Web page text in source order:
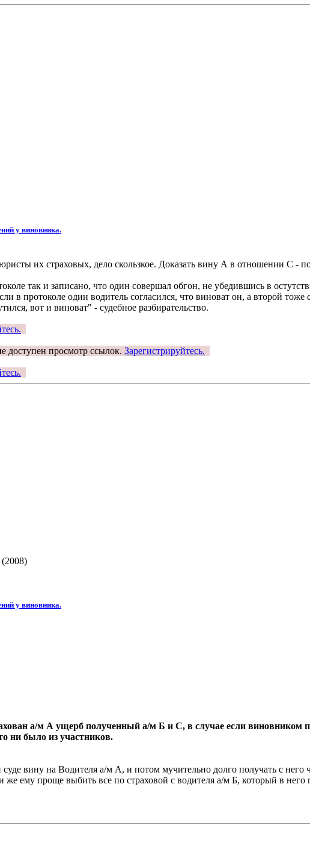
у виновника.
их страховых, дело скользкое. Доказать вину А в отношении С -
так и записано, что один совершал обгон, не убедившись в
в протоколе один водитель согласился, что виноват он, а второй
вот и виноват" - судебное разбирательство.
доступен просмотр ссылок. Зарегистрируйтесь.
у виновника.
а/м А ущерб полученный а/м Б и С, в случае если виновником
ни было из участников.
вину на Водителя а/м А, и потом мучительно долго получать с него
ему проще выбить все по страховой с водителя а/м Б, который в него